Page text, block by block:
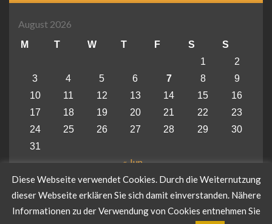
August 2026
M T W T F S
S
1
2
3
4 5 6 7 8
9
10
11 12 13 14 15
16
17
18 19 20 21 22
23
24
25 26 27 28 29
30
31
« Jun
Diese Webseite verwendet Cookies. Durch die Weiternutzung
dieser Webseite erklären Sie sich damit einverstanden. Nähere
Informationen zu der Verwendung von Cookies entnehmen Sie